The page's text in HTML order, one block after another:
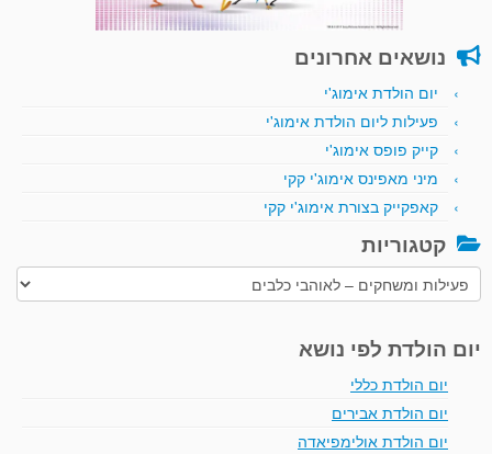
נושאים אחרונים
יום הולדת אימוג'י
פעילות ליום הולדת אימוג'י
קייק פופס אימוג'י
מיני מאפינס אימוג'י קקי
קאפקייק בצורת אימוג'י קקי
קטגוריות
קטגוריות
יום הולדת לפי נושא
יום הולדת כללי
יום הולדת אבירים
יום הולדת אולימפיאדה